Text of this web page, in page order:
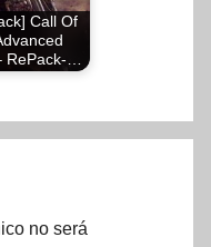
Call Of
RePack-…
no será